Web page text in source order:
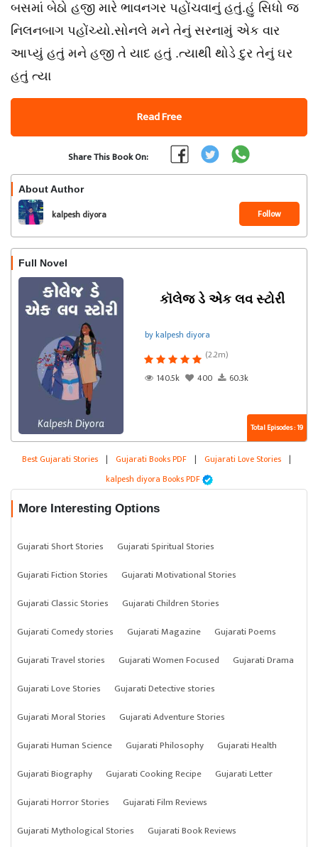
બસમાં બેઠો હજી મારે ભાવનગર પહોંચવાનું હતું.હું સિધો જ
નિલનબાગ પહોંચ્યો.સોનલે મને તેનું સરનામું એક વાર
આપ્યું હતું મને હજી તે યાદ હતું .ત્યાથી થોડે દુર તેનું ઘર
હતું ત્યા
Read Free
Share This Book On:
About Author
kalpesh diyora Follow
Full Novel
કૉલેજ ડે એક લવ સ્ટોરી
by kalpesh diyora
(2.2m)
140.5k
400 60.3k
Total Episodes : 19
Best Gujarati Stories | Gujarati Books PDF | Gujarati Love Stories |
kalpesh diyora Books PDF
More Interesting Options
Gujarati Short Stories
Gujarati Spiritual Stories
Gujarati Fiction Stories
Gujarati Motivational Stories
Gujarati Classic Stories
Gujarati Children Stories
Gujarati Comedy stories
Gujarati Magazine
Gujarati Poems
Gujarati Travel stories
Gujarati Women Focused
Gujarati Drama
Gujarati Love Stories
Gujarati Detective stories
Gujarati Moral Stories
Gujarati Adventure Stories
Gujarati Human Science
Gujarati Philosophy
Gujarati Health
Gujarati Biography
Gujarati Cooking Recipe
Gujarati Letter
Gujarati Horror Stories
Gujarati Film Reviews
Gujarati Mythological Stories
Gujarati Book Reviews